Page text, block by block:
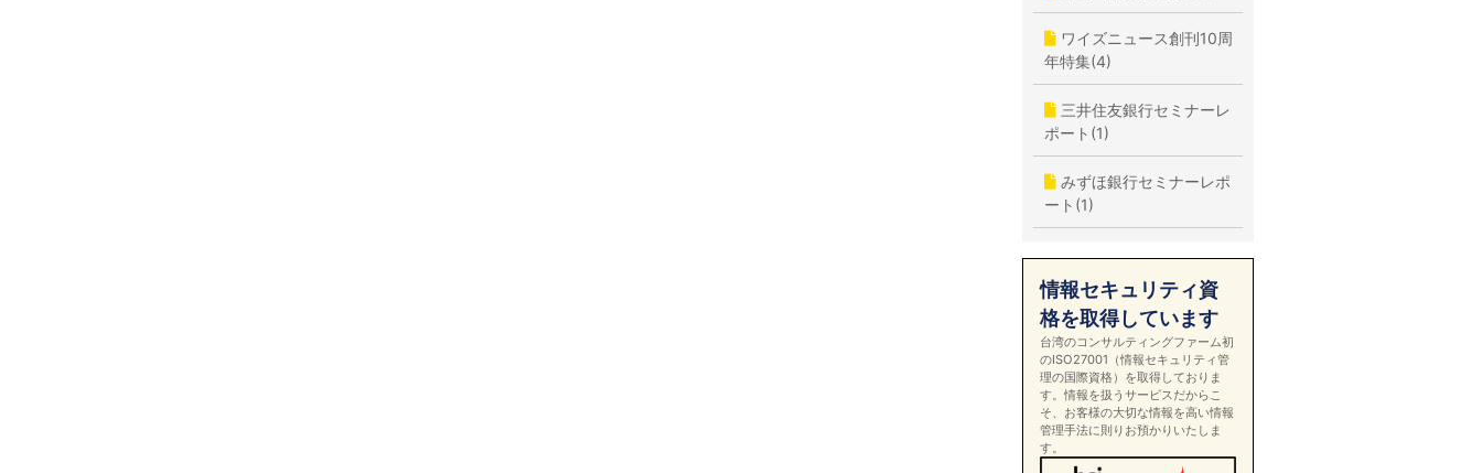
ワイズニュース創刊10周
年特集(4)
三井住友銀行セミナーレ
ポート(1)
みずほ銀行セミナーレポ
ート(1)
情報セキュリティ資
格を取得しています
台湾のコンサルティングファーム初
のISO27001（情報セキュリティ管
理の国際資格）を取得しておりま
す。情報を扱うサービスだからこ
そ、お客様の大切な情報を高い情報
管理手法に則りお預かりいたしま
す。